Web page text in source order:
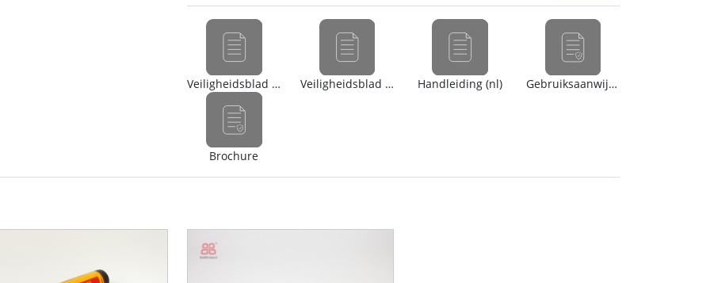
Veiligheidsblad (nl) Veiligheidsblad (en) Handleiding (nl) Gebruiksaanwijzing
Brochure